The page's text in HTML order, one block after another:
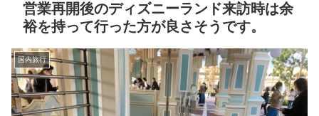
営業再開後のディズニーランド来訪時は余
裕を持って行った方が良さそうです。
国内旅行